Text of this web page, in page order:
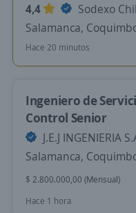
4,4
Sodexo
Salamanca,
Hace 20 minutos
Ingeniero de
Control Senior
J.E.J INGENIERIA
Salamanca,
$ 2.800.000,00 (Mensual)
Hace 1 hora